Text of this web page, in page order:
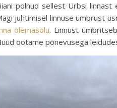
polnud sellest Urbsi
juhtimisel linnuse ümbrust
olemasolu. Linnust
ootame põnevusega